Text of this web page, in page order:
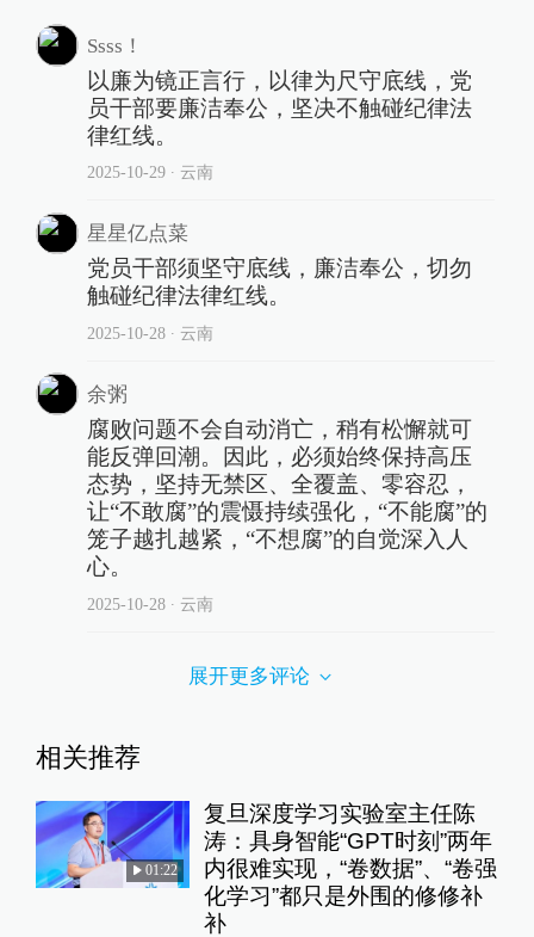
Ssss！
以廉为镜正言行，以律为尺守底线，党
员干部要廉洁奉公，坚决不触碰纪律法
律红线。
2025-10-29∙ 云南
星星亿点菜
党员干部须坚守底线，廉洁奉公，切勿
触碰纪律法律红线。
2025-10-28∙ 云南
余粥
腐败问题不会自动消亡，稍有松懈就可
能反弹回潮。因此，必须始终保持高压
态势，坚持无禁区、全覆盖、零容忍，
让“不敢腐”的震慑持续强化，“不能腐”的
笼子越扎越紧，“不想腐”的自觉深入人
心。
2025-10-28∙ 云南
展开更多评论
相关推荐
01:22
复旦深度学习实验室主任陈
涛：具身智能“GPT时刻”两年
内很难实现，“卷数据”、“卷强
化学习”都只是外围的修修补
补